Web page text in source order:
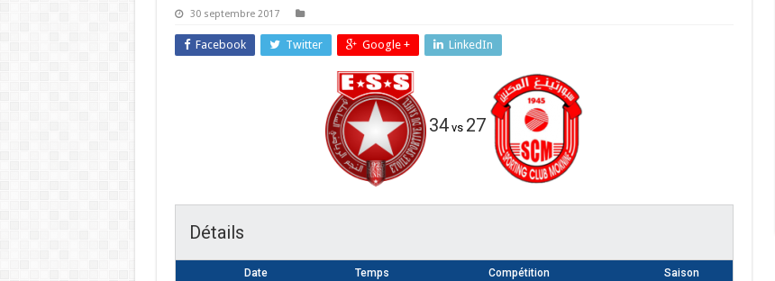
30 septembre 2017
Facebook Twitter Google + LinkedIn
34vs 27
Détails
Date Temps Compétition Saison